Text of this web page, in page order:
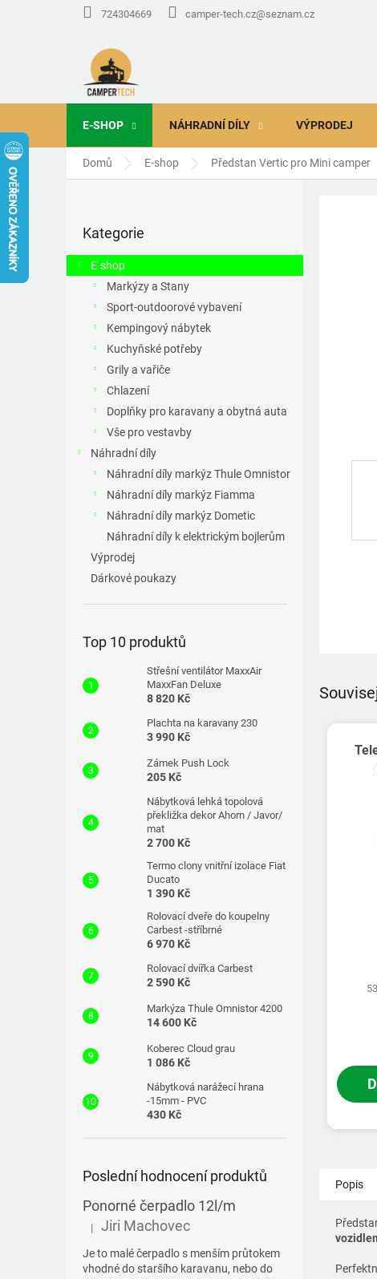
724304669 camper-tech.cz@seznam.cz
E-SHOP NÁHRADNÍ DÍLY VÝPRODEJ
Domů E-shop Předstan Vertic pro Mini camper
r
a
kategorie
Kategorie
E-shop
Markýzy a Stany
Sport-outdoorové vybavení
Kempingový nábytek
Kuchyňské potřeby
Grily a vařiče
Chlazení
Doplňky pro karavany a obytná auta
Vše pro vestavby
Náhradní díly
Náhradní díly markýz Thule Omnistor
Náhradní díly markýz Fiamma
Náhradní díly markýz Dometic
Náhradní díly k elektrickým bojlerům
Výprodej
Dárkové poukazy
Top 10 produktů
Střešní ventilátor MaxxAir
MaxxFan Deluxe
8 820 Kč
Plachta na karavany 230
3 990 Kč
Zámek Push Lock
205 Kč
Nábytková lehká topolová
překližka dekor Ahorn / Javor/
mat
2 700 Kč
Termo clony vnitřní izolace Fiat
Ducato
1 390 Kč
Rolovací dveře do koupelny
Carbest -stříbrné
6 970 Kč
Rolovací dvířka Carbest
2 590 Kč
Markýza Thule Omnistor 4200
14 600 Kč
Koberec Cloud grau
1 086 Kč
Nábytková narážecí hrana
-15mm - PVC
430 Kč
Poslední hodnocení produktů
Ponorné čerpadlo 12l/m
Hodnocení produktu je 5 z 5 hvězdiček.
| Jiri Machovec
Je to malé čerpadlo s menším průtokem
vhodné do staršího karavanu, nebo do
Popis